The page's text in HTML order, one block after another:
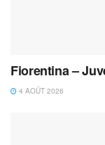
Fiorentina –
4 AOÛT 2026